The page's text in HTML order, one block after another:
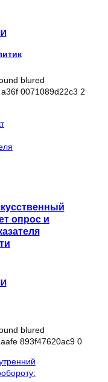
опрос и